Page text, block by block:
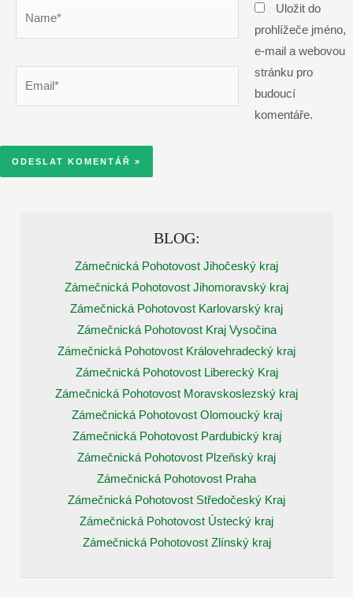
Uložit do
prohlížeče jméno,
e-mail a webovou
stránku pro
budoucí
komentáře.
BLOG:
Zámečnická Pohotovost Jihočeský kraj
Zámečnická Pohotovost Jihomoravský kraj
Zámečnická Pohotovost Karlovarský kraj
Zámečnická Pohotovost Kraj Vysočina
Zámečnická Pohotovost Královehradecký kraj
Zámečnická Pohotovost Liberecký Kraj
Zámečnická Pohotovost Moravskoslezský kraj
Zámečnická Pohotovost Olomoucký kraj
Zámečnická Pohotovost Pardubický kraj
Zámečnická Pohotovost Plzeňský kraj
Zámečnická Pohotovost Praha
Zámečnická Pohotovost Středočeský Kraj
Zámečnická Pohotovost Ústecký kraj
Zámečnická Pohotovost Zlínský kraj